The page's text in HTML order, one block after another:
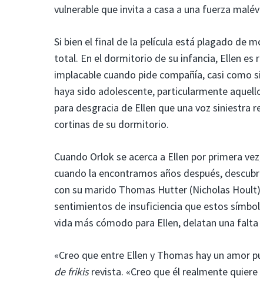
vulnerable que invita a casa a una fuerza
Si bien el final de la película está plagado de
total. En el dormitorio de su infancia, Ellen
implacable cuando pide compañía, casi como
haya sido adolescente, particularmente
para desgracia de Ellen que una voz siniestra
cortinas de su dormitorio.
Cuando Orlok se acerca a Ellen por primera
cuando la encontramos años después,
con su marido Thomas Hutter (Nicholas
sentimientos de insuficiencia que estos
vida más cómodo para Ellen, delatan una
«Creo que entre Ellen y Thomas hay un amor
de frikisrevista. «Creo que él realmente